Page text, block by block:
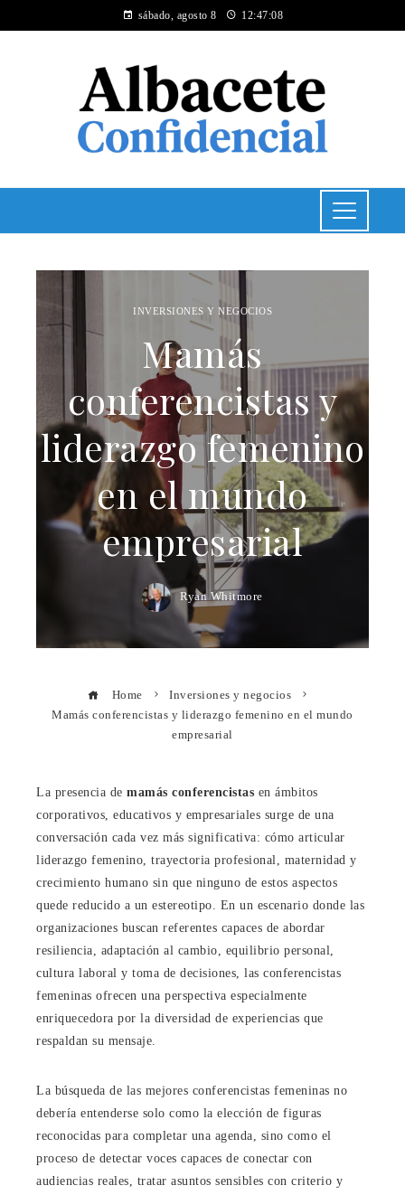
sábado, agosto 8 12:47:08
INVERSIONES Y NEGOCIOS
Mamás
conferencistas y
liderazgo femenino
en el mundo
empresarial
Ryan Whitmore
Home
Inversiones y negocios
Mamás conferencistas y liderazgo femenino en el mundo
empresarial
La presencia de mamás conferencistas en ámbitos
corporativos, educativos y empresariales surge de una
conversación cada vez más significativa: cómo articular
liderazgo femenino, trayectoria profesional, maternidad y
crecimiento humano sin que ninguno de estos aspectos
quede reducido a un estereotipo. En un escenario donde las
organizaciones buscan referentes capaces de abordar
resiliencia, adaptación al cambio, equilibrio personal,
cultura laboral y toma de decisiones, las conferencistas
femeninas ofrecen una perspectiva especialmente
enriquecedora por la diversidad de experiencias que
respaldan su mensaje.
La búsqueda de las mejores conferencistas femeninas no
debería entenderse solo como la elección de figuras
reconocidas para completar una agenda, sino como el
proceso de detectar voces capaces de conectar con
audiencias reales, tratar asuntos sensibles con criterio y